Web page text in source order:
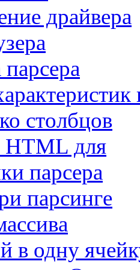
драйвера
столбцов
для
парсера
парсинге
в одну